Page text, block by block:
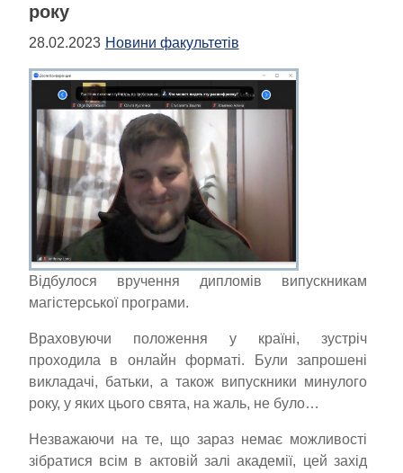
року
28.02.2023 Новини факультетів
Відбулося вручення дипломів випускникам
магістерської програми.
Враховуючи положення у країні, зустріч
проходила в онлайн форматі. Були запрошені
викладачі, батьки, а також випускники минулого
року, у яких цього свята, на жаль, не було…
Незважаючи на те, що зараз немає можливості
зібратися всім в актовій залі академії, цей захід